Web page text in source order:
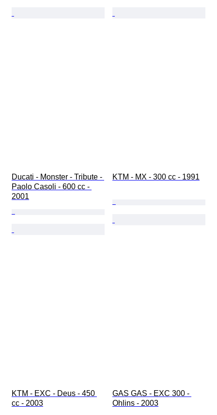
Ducati - Monster - Tribute -
Paolo Casoli - 600 cc -
2001
KTM - MX - 300 cc - 1991
KTM - EXC - Deus - 450
cc - 2003
GAS GAS - EXC 300 -
Ohlins - 2003